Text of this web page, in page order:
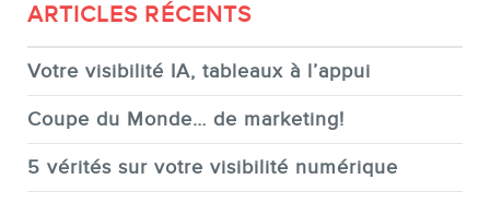
ARTICLES RÉCENTS
Votre visibilité IA, tableaux à l’appui
Coupe du Monde… de marketing!
5 vérités sur votre visibilité numérique